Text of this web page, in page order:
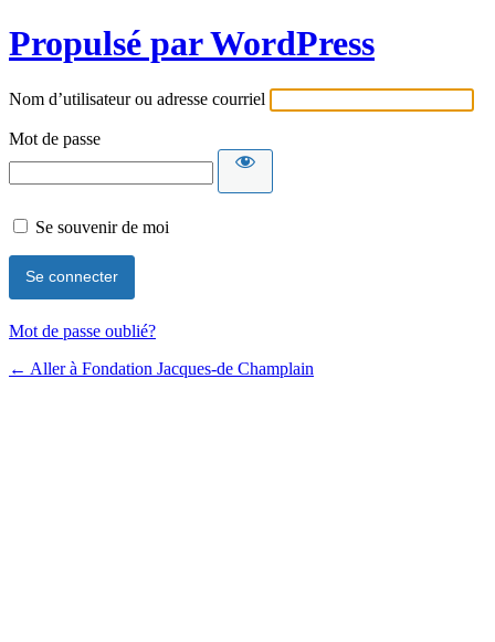
Propulsé par WordPress
Nom d’utilisateur ou adresse courriel
Mot de passe
Se souvenir de moi
Mot de passe oublié?
← Aller à Fondation Jacques-de Champlain